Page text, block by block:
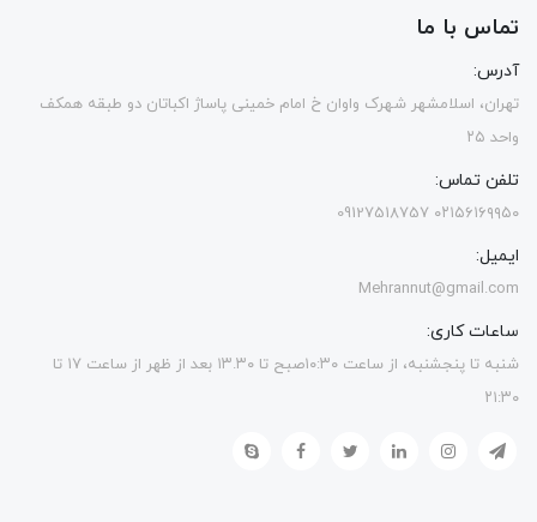
تماس با ما
آدرس:
تهران، اسلامشهر شهرک واوان خ امام خمینی پاساژ اکباتان دو طبقه همکف
واحد ۲۵
تلفن تماس:
۰۲۱۵۶۱۶۹۹۵۰ 09127518757
ایمیل:
Mehrannut@gmail.com
ساعات کاری:
شنبه تا پنجشنبه، از ساعت ۱۰:۳۰صبح تا ۱۳.۳۰ بعد از ظهر از ساعت ۱۷ تا
۲۱:۳۰